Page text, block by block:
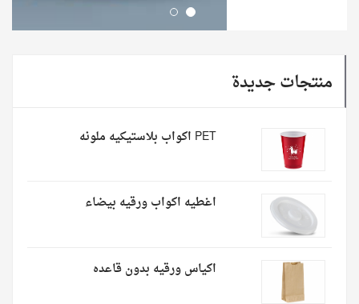
منتجات جديدة
PET اكواب بلاستيكيه ملونه
اغطيه اكواب ورقيه بيضاء
اكياس ورقيه بدون قاعده